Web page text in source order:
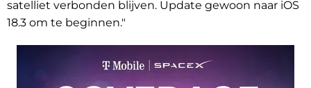
satelliet verbonden blijven. Update gewoon naar iOS
18.3 om te beginnen."